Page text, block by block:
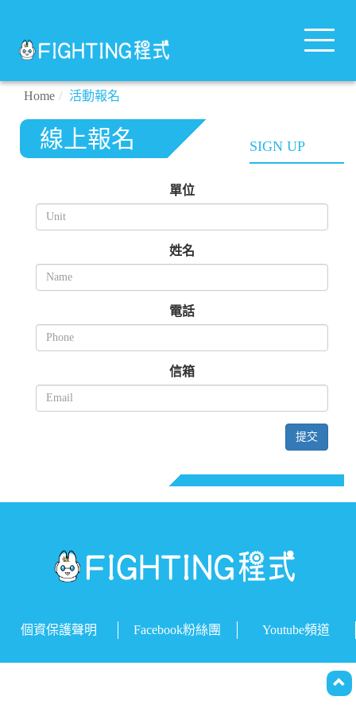
Toggle
Home 活動報名
線上報名 SIGN UP
單位
姓名
電話
信箱
提交
個資保護聲明 Facebook粉絲團 Youtube頻道